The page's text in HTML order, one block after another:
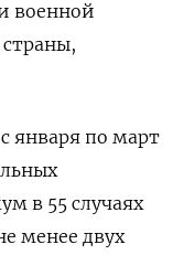
военной
января по март
в 55 случаях
менее двух